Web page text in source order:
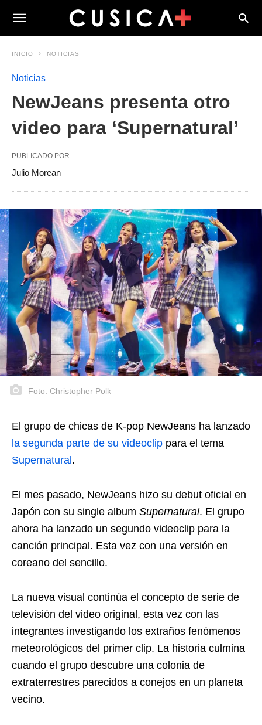
INICIO NOTICIAS
Noticias
NewJeans presenta otro
video para ‘Supernatural’
PUBLICADO POR
Julio Morean
Foto: Christopher Polk
El grupo de chicas de K-pop NewJeans ha lanzado
la segunda parte de su videoclip para el tema
Supernatural.
El mes pasado, NewJeans hizo su debut oficial en
Japón con su single album Supernatural. El grupo
ahora ha lanzado un segundo videoclip para la
canción principal. Esta vez con una versión en
coreano del sencillo.
La nueva visual continúa el concepto de serie de
televisión del video original, esta vez con las
integrantes investigando los extraños fenómenos
meteorológicos del primer clip. La historia culmina
cuando el grupo descubre una colonia de
extraterrestres parecidos a conejos en un planeta
vecino.